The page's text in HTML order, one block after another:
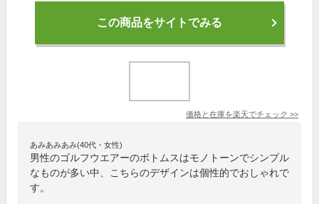
この商品をサイトでみる
価格と在庫を楽天でチェック >>
あみあみあみ(40代・女性)
男性のゴルフウエアーのボトムスはモノトーンでシンプル
なものが多い中、こちらのデザインは個性的でおしゃれで
す。